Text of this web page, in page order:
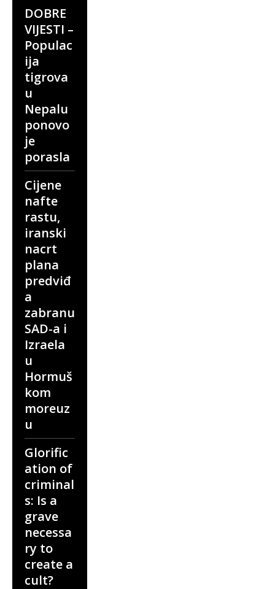
DOBRE
VIJESTI –
Populac
ija
tigrova
u
Nepalu
ponovo
je
porasla
Cijene
nafte
rastu,
iranski
nacrt
plana
predviđ
a
zabranu
SAD-a i
Izraela
u
Hormuš
kom
moreuz
u
Glorific
ation of
criminal
s: Is a
grave
necessa
ry to
create a
cult?